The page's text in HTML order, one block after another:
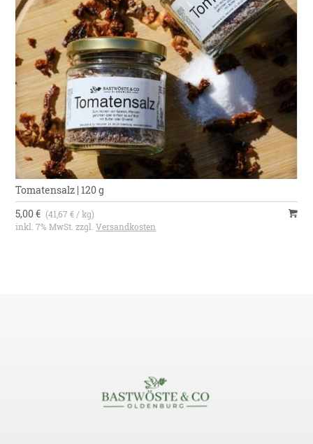
Tomatensalz | 120 g
5,00 € (41,67 € / kg)
inkl. 7% MwSt. zzgl.Versandkosten